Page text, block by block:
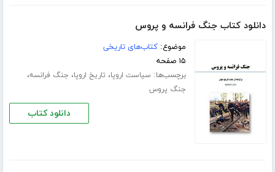
دانلود کتاب جنگ فرانسه و پروس
موضوع:کتاب‌های تاریخی
۱۵ صفحه
برچسب‌ها: سیاست اروپا، تاریخ اروپا، جنگ فرانسه،
جنگ پروس
دانلود کتاب